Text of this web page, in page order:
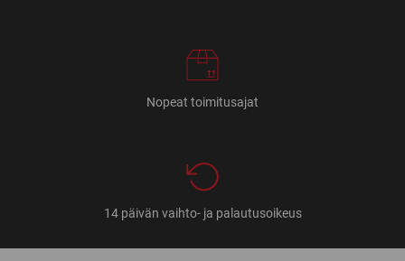
Nopeat toimitusajat
14 päivän vaihto- ja palautusoikeus